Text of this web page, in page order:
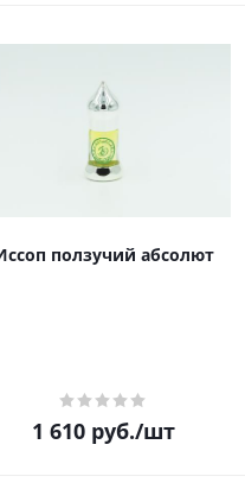
ползучий абсолют
1 610 руб./шт